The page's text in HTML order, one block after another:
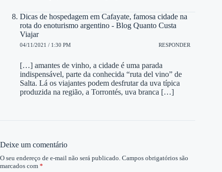
Dicas de hospedagem em Cafayate, famosa cidade na
rota do enoturismo argentino - Blog Quanto Custa
Viajar
04/11/2021 / 1:30 PM RESPONDER
[…] amantes de vinho, a cidade é uma parada
indispensável, parte da conhecida “ruta del vino” de
Salta. Lá os viajantes podem desfrutar da uva típica
produzida na região, a Torrontés, uva branca […]
Deixe um comentário
O seu endereço de e-mail não será publicado. Campos obrigatórios são
marcados com *